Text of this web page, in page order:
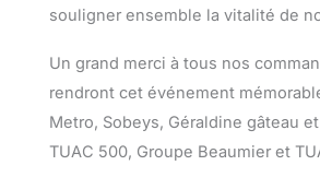
souligner ensemble la vitalité de
Un grand merci à tous nos
rendront cet événement
Metro, Sobeys, Géraldine gâteau
TUAC 500, Groupe Beaumier et